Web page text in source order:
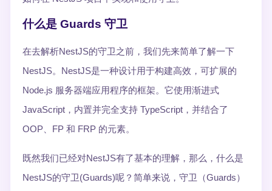
什么是 Guards 守卫
在去解析NestJS的守卫之前，我们先来简单了解一下
NestJS。NestJS是一种设计用于构建高效，可扩展的
Node.js 服务器端应用程序的框架。它使用渐进式
JavaScript，内置并完全支持 TypeScript，并结合了
OOP、FP 和 FRP 的元素。
既然我们已经对NestJS有了基本的理解，那么，什么是
NestJS的守卫(Guards)呢？简单来说，守卫（Guards）